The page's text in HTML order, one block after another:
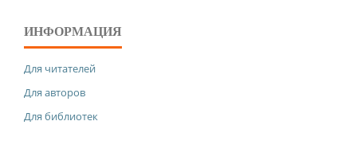
ИНФОРМАЦИЯ
Для читателей
Для авторов
Для библиотек